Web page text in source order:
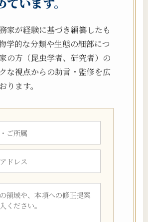
家が経験に基づき編纂したも
学的な分類や生態の細部につ
の方（昆虫学者、研究者）の
な視点からの助言・監修を広
ります。